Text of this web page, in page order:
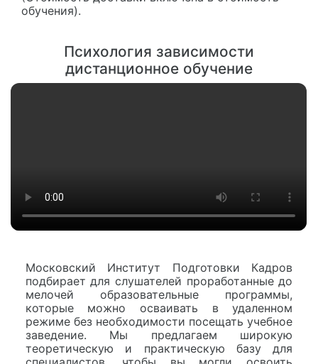
обучения).
Психология зависимости
дистанционное обучение
Московский Институт Подготовки Кадров
подбирает для слушателей проработанные до
мелочей образовательные программы,
которые можно осваивать в удаленном
режиме без необходимости посещать учебное
заведение. Мы предлагаем широкую
теоретическую и практическую базу для